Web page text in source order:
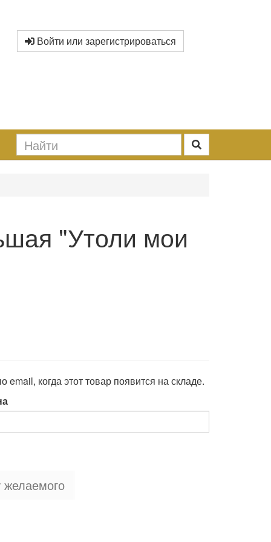
Войти или зарегистрироваться
"Утоли мои
когда этот товар появится на складе.
желаемого